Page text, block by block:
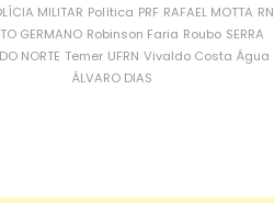
MILITAR Política PRF RAFAEL MOTTA RN
GERMANO Robinson Faria Roubo SERRA
NORTE Temer UFRN Vivaldo Costa Água
ÁLVARO DIAS